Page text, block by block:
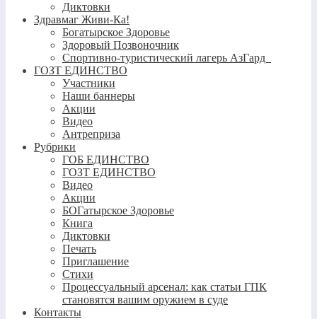
Диктовки
Здравмаг Живи-Ка!
Богатырское Здоровье
Здоровый Позвоночник
Спортивно-туристический лагерь АзГард
ГОЗТ ЕДИНСТВО
Участники
Наши баннеры
Акции
Видео
Антреприза
Рубрики
ГОБ ЕДИНСТВО
ГОЗТ ЕДИНСТВО
Видео
Акции
БОГатырское Здоровье
Книга
Диктовки
Печать
Приглашение
Стихи
Процессуальный арсенал: как статьи ГПК
становятся вашим оружием в суде
Контакты